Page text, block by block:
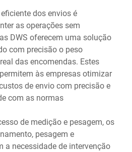
dos envios é
as operações sem
DWS oferecem uma solução
com precisão o peso
das encomendas. Estes
às empresas otimizar
de envio com precisão e
com as normas
de medição e pesagem, os
pesagem e
necessidade de intervenção